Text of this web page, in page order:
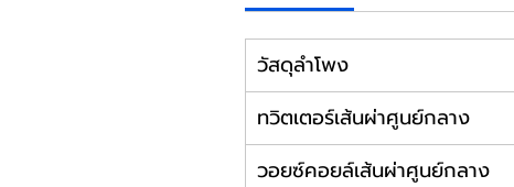
วัสดุลำโพง
ทวิตเตอร์เส้นผ่าศูนย์กลาง
วอยซ์คอยล์เส้นผ่าศูนย์กลาง